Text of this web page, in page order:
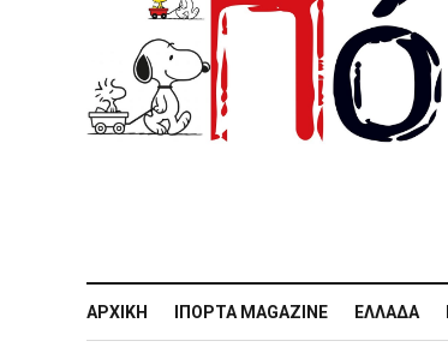
ΑΡΧΙΚΉ IΠΌΡΤΑ MAGAZINE ΕΛΛΆΔΑ